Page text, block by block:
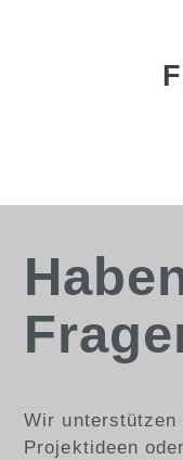
Wir unterstützen
Projektideen